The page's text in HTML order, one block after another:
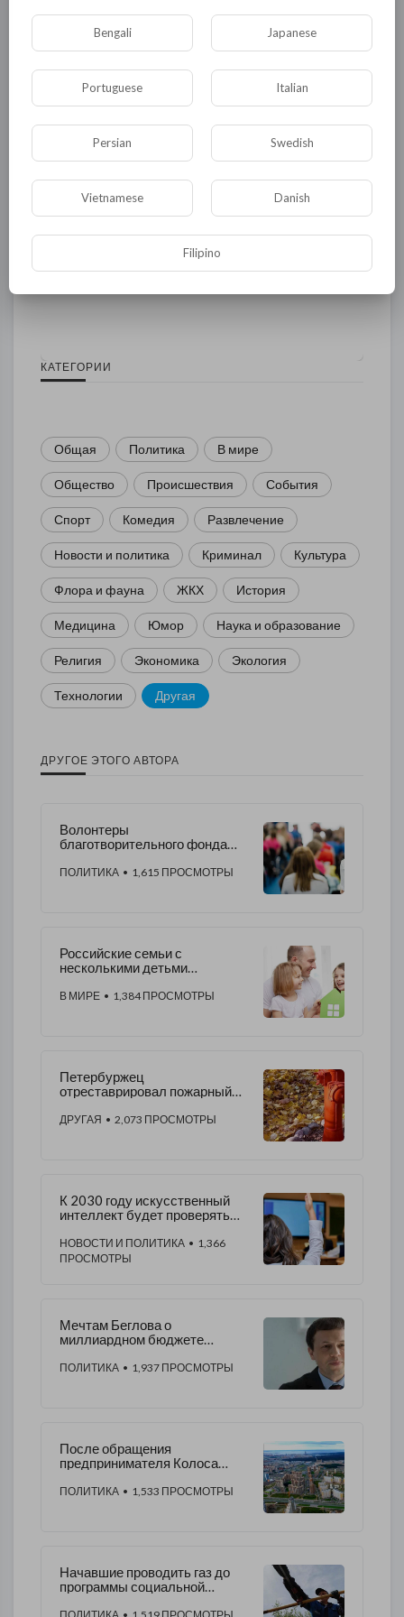
Комментариев нет
КАТЕГОРИИ
Общая Политика В мире
Общество Происшествия События
Спорт Комедия Развлечение
Новости и политика Криминал Культура
Флора и фауна ЖКХ История
Медицина Юмор Наука и образование
Религия Экономика Экология
Технологии Другая
ДРУГОЕ ЭТОГО АВТОРА
Волонтеры
благотворительного фонда
продуктовый набор
ПОЛИТИКА • 1,615 ПРОСМОТРЫ
Российские семьи с
несколькими детьми
В МИРЕ • 1,384 ПРОСМОТРЫ
Петербуржец
отреставрировал пожарный
ДРУГАЯ • 2,073 ПРОСМОТРЫ
К 2030 году искусственный
интеллект будет проверять
школьников
НОВОСТИ И ПОЛИТИКА • 1,366
ПРОСМОТРЫ
Мечтам Беглова о
миллиардном бюджете
конец Голованов
ПОЛИТИКА • 1,937 ПРОСМОТРЫ
После обращения
предпринимателя Колоса
района наконец-то начала
ПОЛИТИКА • 1,533 ПРОСМОТРЫ
Начавшие проводить газ до
программы социальной
Bengali Japanese
Portuguese Italian
Persian Swedish
Vietnamese Danish
Filipino